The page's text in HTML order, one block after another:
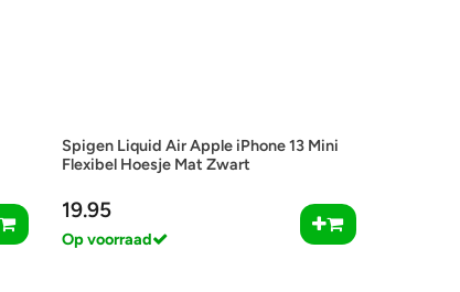
Spigen Liquid Air Apple iPhone 13 Mini
Flexibel Hoesje Mat Zwart
19.95
Op voorraad